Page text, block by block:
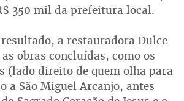
350 mil da prefeitura local.
a restauradora Dulce
obras concluídas, como os
(lado direito de quem olha para
a São Miguel Arcanjo, antes